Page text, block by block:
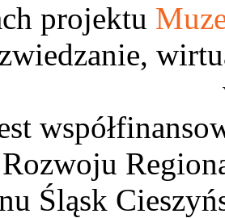
projektu
Śląsk